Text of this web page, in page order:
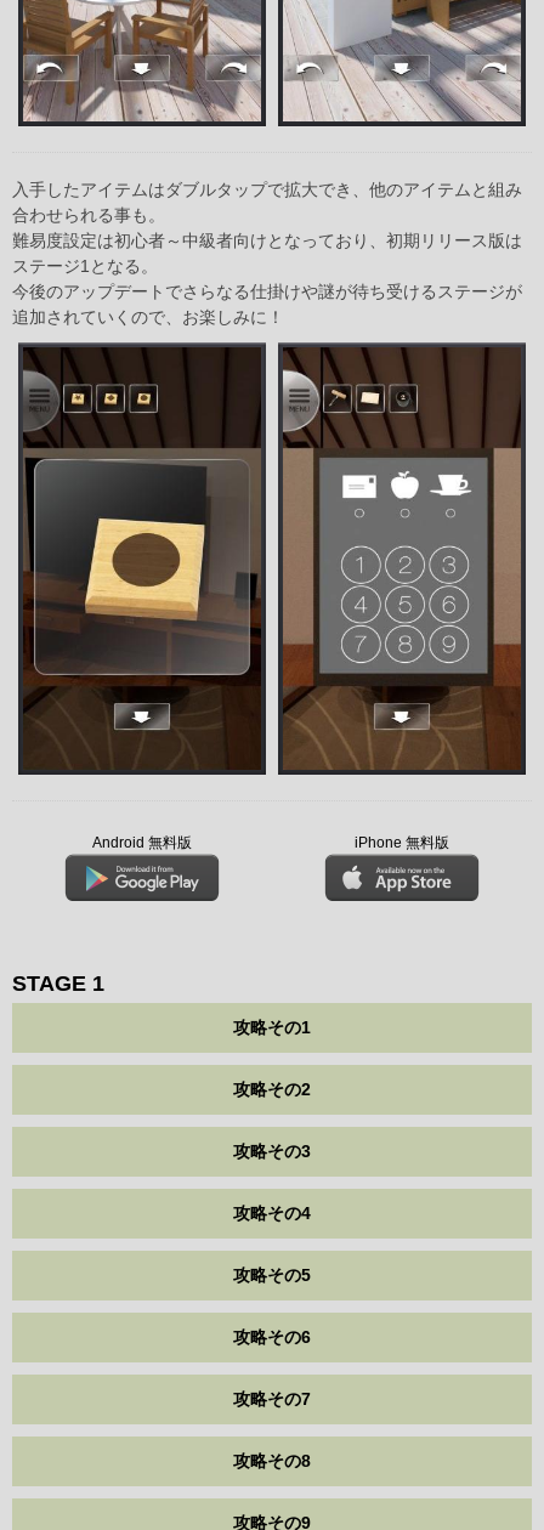
入手したアイテムはダブルタップで拡大でき、他のアイテムと組み
合わせられる事も。
難易度設定は初心者～中級者向けとなっており、初期リリース版は
ステージ1となる。
今後のアップデートでさらなる仕掛けや謎が待ち受けるステージが
追加されていくので、お楽しみに！
Android 無料版 iPhone 無料版
STAGE 1
攻略その1
攻略その2
攻略その3
攻略その4
攻略その5
攻略その6
攻略その7
攻略その8
攻略その9